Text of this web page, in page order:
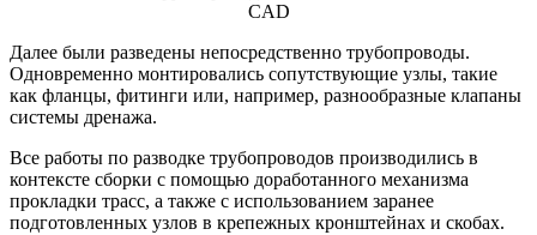
CAD
Далее были разведены непосредственно трубопроводы.
Одновременно монтировались сопутствующие узлы, такие
как фланцы, фитинги или, например, разнообразные клапаны
системы дренажа.
Все работы по разводке трубопроводов производились в
контексте сборки с помощью доработанного механизма
прокладки трасс, а также с использованием заранее
подготовленных узлов в крепежных кронштейнах и скобах.